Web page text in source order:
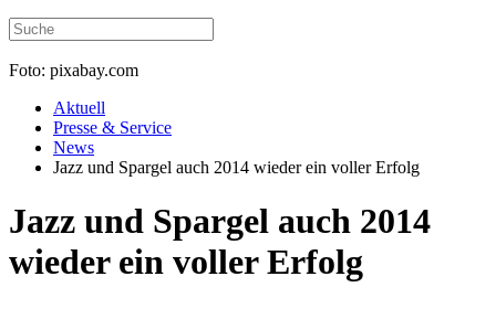
Foto: pixabay.com
Aktuell
Presse & Service
News
Jazz und Spargel auch 2014 wieder ein voller Erfolg
Jazz und Spargel auch 2014
wieder ein voller Erfolg